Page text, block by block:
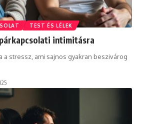
TEST ÉS LÉLEK
intimitásra
a stressz, ami sajnos gyakran beszivárog